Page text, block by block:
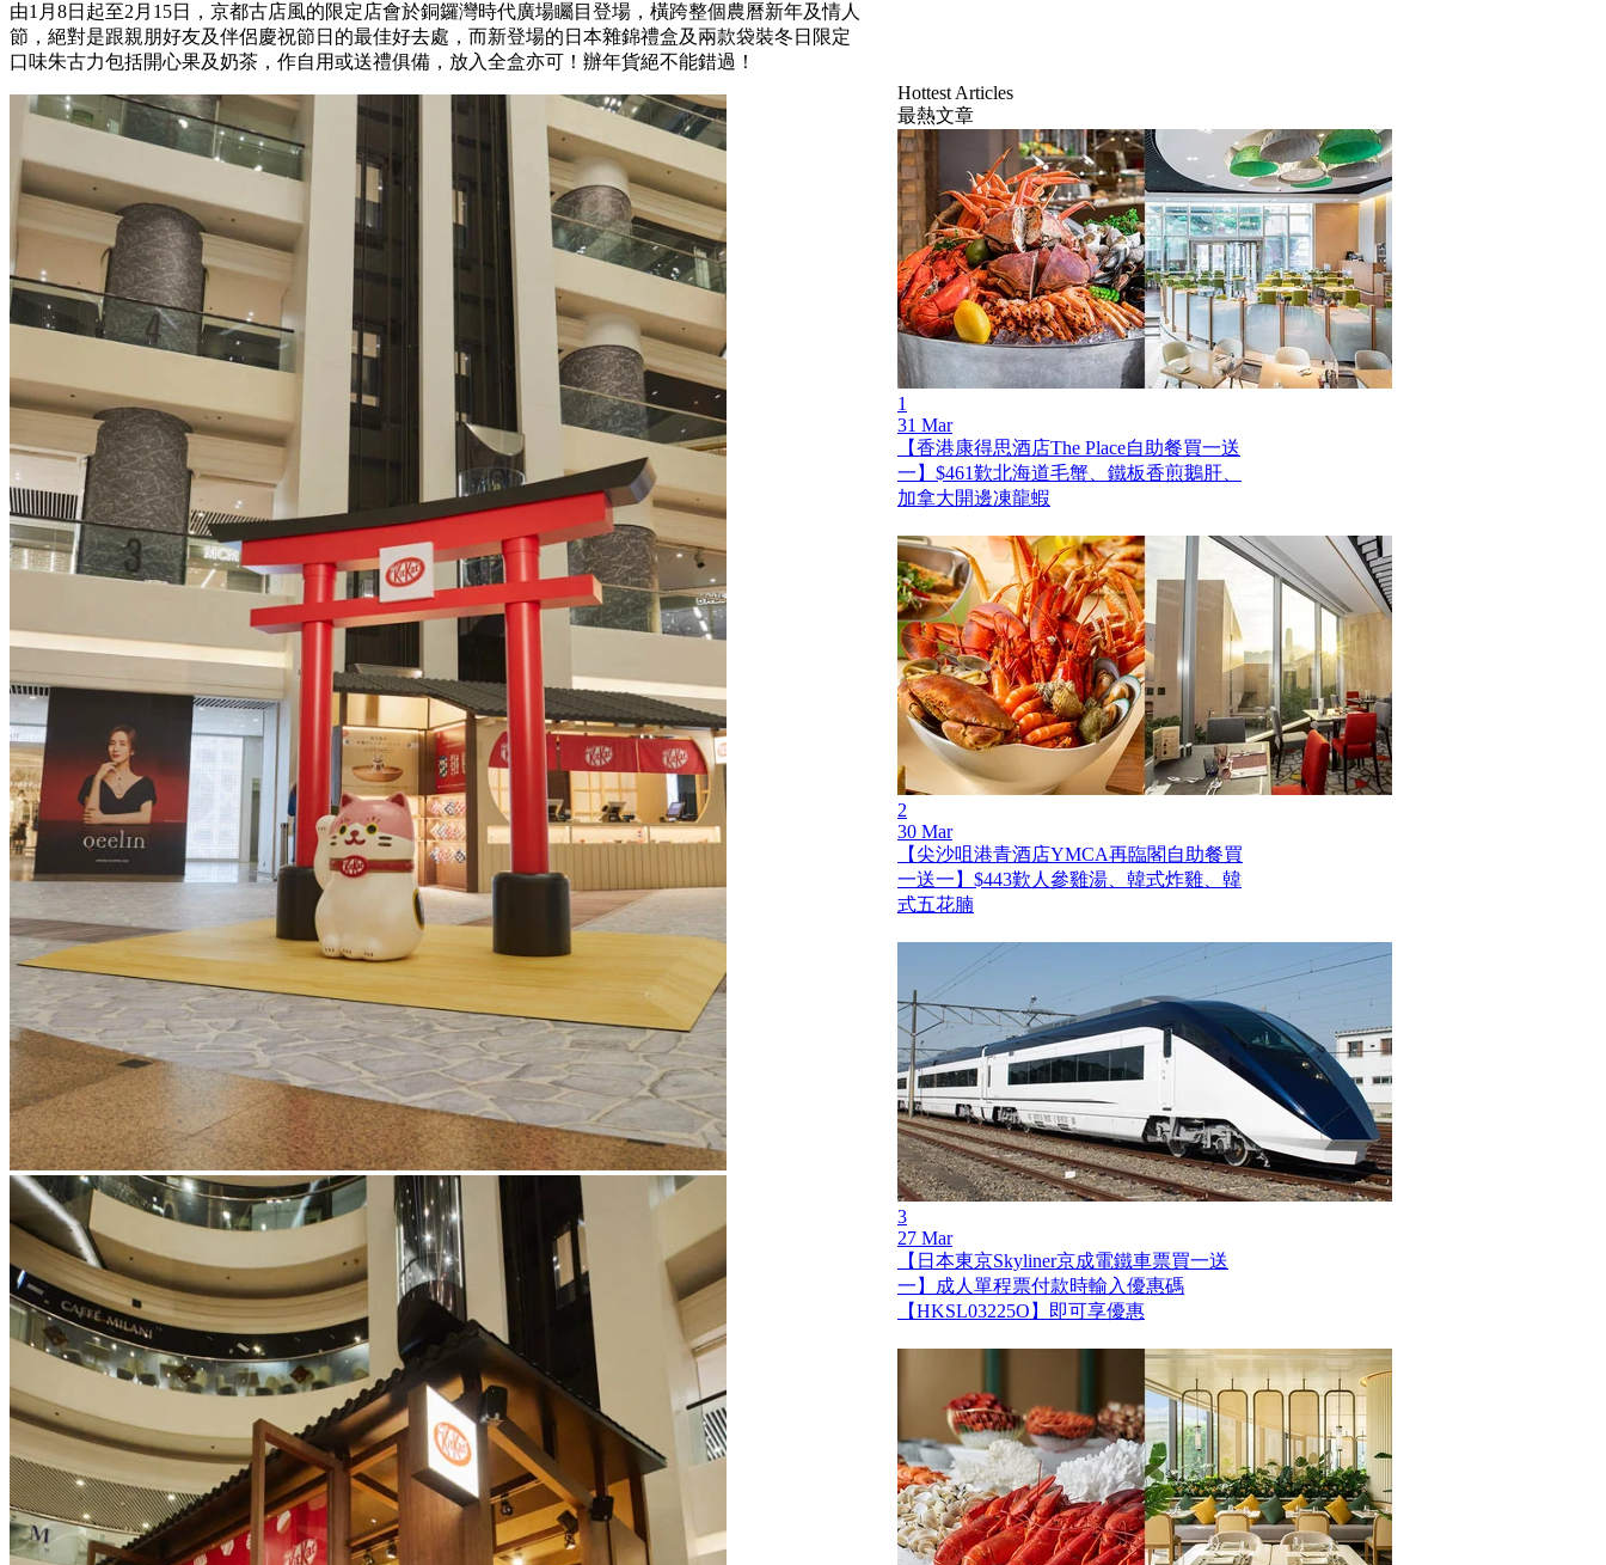
由1月8日起至2月15日，京都古店風的限定店會於銅鑼灣時代廣場矚目登場，橫跨整個農曆新年及情人
節，絕對是跟親朋好友及伴侶慶祝節日的最佳好去處，而新登場的日本雜錦禮盒及兩款袋裝冬日限定
口味朱古力包括開心果及奶茶，作自用或送禮俱備，放入全盒亦可！辦年貨絕不能錯過！
Hottest Articles
最熱文章
1
31 Mar
【香港康得思酒店The Place自助餐買一送
一】$461歎北海道毛蟹、鐵板香煎鵝肝、
加拿大開邊凍龍蝦
2
30 Mar
【尖沙咀港青酒店YMCA再臨閣自助餐買
一送一】$443歎人參雞湯、韓式炸雞、韓
式五花腩
3
27 Mar
【日本東京Skyliner京成電鐵車票買一送
一】成人單程票付款時輸入優惠碼
【HKSL03225O】即可享優惠